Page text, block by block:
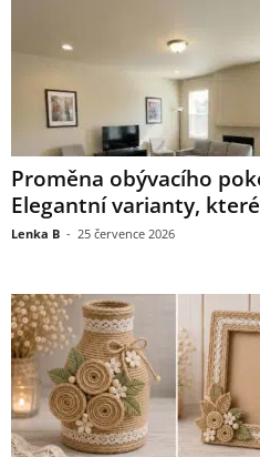
Proměna obývacího
Elegantní varianty,
Lenka B - 25 července 2026